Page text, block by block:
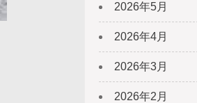
2026年5月
2026年4月
2026年3月
2026年2月